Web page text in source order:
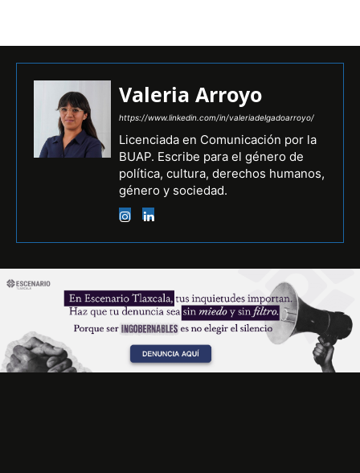
Valeria Arroyo
https://www.linkedin.com/in/valeriadelgadoarroyo/
Licenciada en Comunicación por la
BUAP. Escribe para el género de
política, cultura, derechos humanos,
género y sociedad.